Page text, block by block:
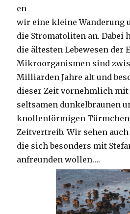
en
wir eine kleine Wanderung
die Stromatoliten an. Dabei
die ältesten Lebewesen der
Mikroorganismen sind
Milliarden Jahre alt und
dieser Zeit vornehmlich mit
seltsamen dunkelbraunen
knollenförmigen
Zeitvertreib. Wir sehen
die sich besonders mit
anfreunden wollen….